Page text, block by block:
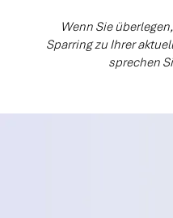
Wenn Sie
Sparring zu Ihrer
sprechen